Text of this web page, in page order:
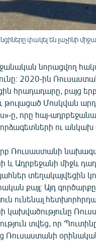
փակել են լաչինի
նորացվող
2020-ին
հրադադարը, բայց
Մոսկվան
ը, որը հայ-
ու անկախ
Ռուսաստանի
և Ադրբեջանի միջև
տեղակայվեցին
քայլ։ Այդ
ունենալ
կախվածությունը
տվեց, որ
օրինական